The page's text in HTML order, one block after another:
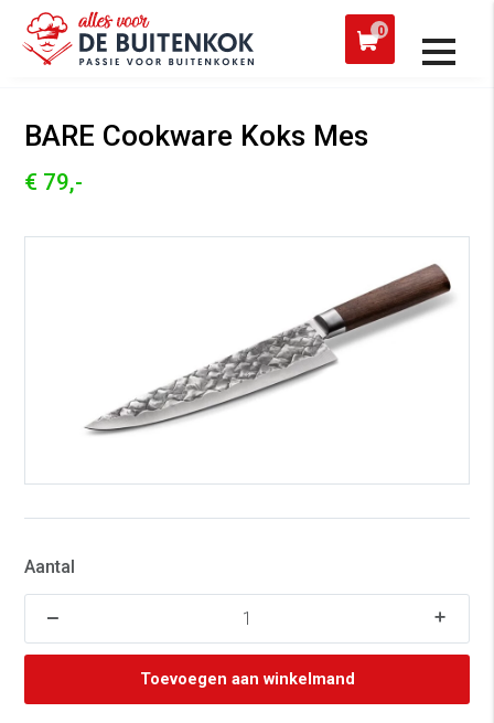
0
werkdag verzonden
Alle producten
BARE Cookware Koks Mes
€ 79,-
Aantal
Toevoegen aan winkelmand